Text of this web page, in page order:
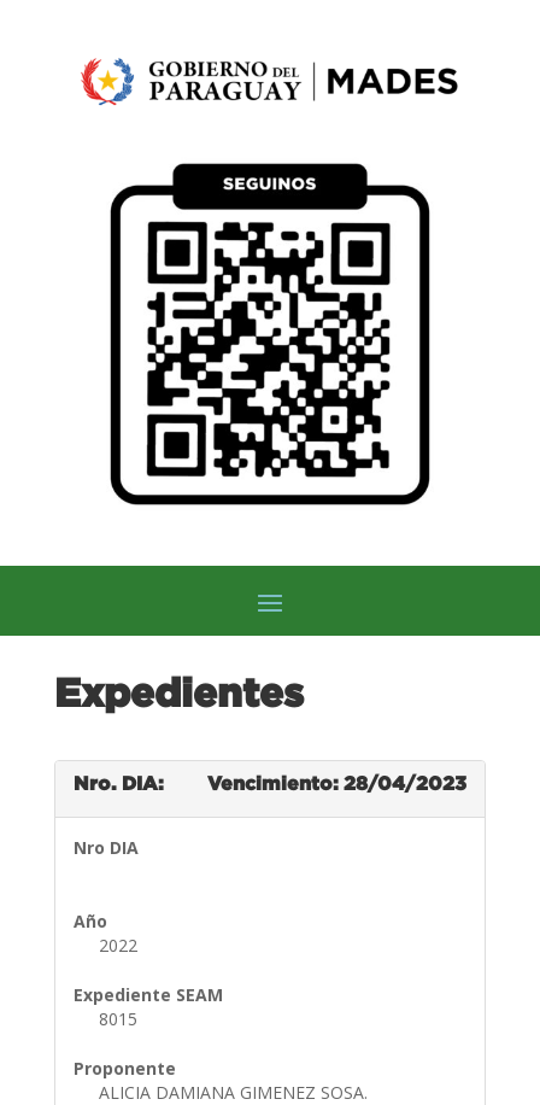
Expedientes
Nro. DIA: Vencimiento: 28/04/2023
Nro DIA
Año
2022
Expediente SEAM
8015
Proponente
ALICIA DAMIANA GIMENEZ SOSA.